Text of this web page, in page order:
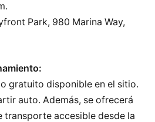
Park, 980 Marina Way,
gratuito disponible en el sitio.
auto. Además, se ofrecerá
transporte accesible desde la